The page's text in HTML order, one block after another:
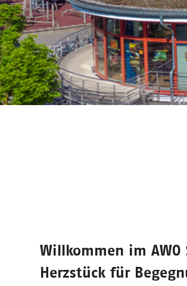
Willkommen im
Herzstück für